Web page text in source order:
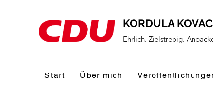
KORDULA KOVAC
Ehrlich. Zielstrebig.
Start Über mich